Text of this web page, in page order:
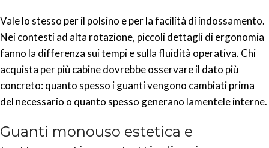
Vale lo stesso per il polsino e per la facilità di indossamento.
Nei contesti ad alta rotazione, piccoli dettagli di ergonomia
fanno la differenza sui tempi e sulla fluidità operativa. Chi
acquista per più cabine dovrebbe osservare il dato più
concreto: quanto spesso i guanti vengono cambiati prima
del necessario o quanto spesso generano lamentele interne.
Guanti monouso estetica e